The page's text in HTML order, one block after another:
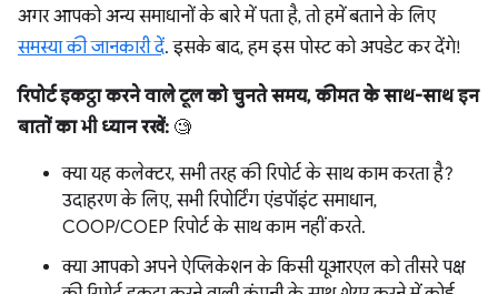
अगर आपको अन्य समाधानों के बारे में पता है, तो हमें बताने के लिए
समस्या की जानकारी दें. इसके बाद, हम इस पोस्ट को अपडेट कर देंगे!
रिपोर्ट इकट्ठा करने वाले टूल को चुनते समय, कीमत के साथ-साथ इन
बातों का भी ध्यान रखें: 🧐
क्या यह कलेक्टर, सभी तरह की रिपोर्ट के साथ काम करता है?
उदाहरण के लिए, सभी रिपोर्टिंग एंडपॉइंट समाधान,
COOP/COEP रिपोर्ट के साथ काम नहीं करते.
क्या आपको अपने ऐप्लिकेशन के किसी यूआरएल को तीसरे पक्ष